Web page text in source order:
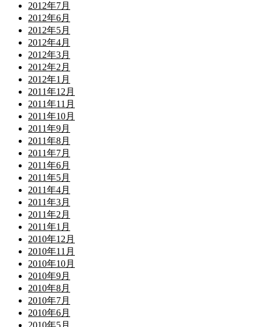
2012年7月
2012年6月
2012年5月
2012年4月
2012年3月
2012年2月
2012年1月
2011年12月
2011年11月
2011年10月
2011年9月
2011年8月
2011年7月
2011年6月
2011年5月
2011年4月
2011年3月
2011年2月
2011年1月
2010年12月
2010年11月
2010年10月
2010年9月
2010年8月
2010年7月
2010年6月